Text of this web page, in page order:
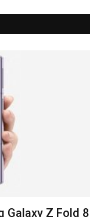
Galaxy Z Fold 8